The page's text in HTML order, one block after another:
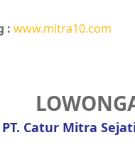
: www.mitra10.com
PT. Catur Mitra